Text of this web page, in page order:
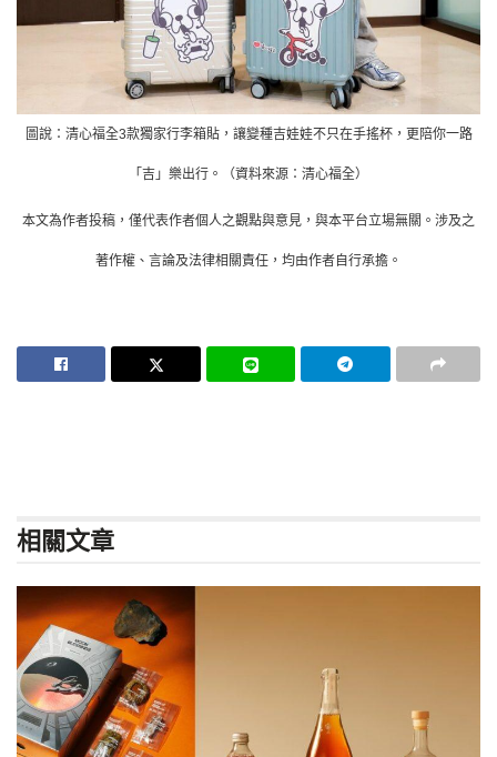
圖說：清心福全3款獨家行李箱貼，讓變種吉娃娃不只在手搖杯，更陪你一路
「吉」樂出行。（資料來源：清心福全）
本文為作者投稿，僅代表作者個人之觀點與意見，與本平台立場無關。涉及之
著作權、言論及法律相關責任，均由作者自行承擔。
相關文章